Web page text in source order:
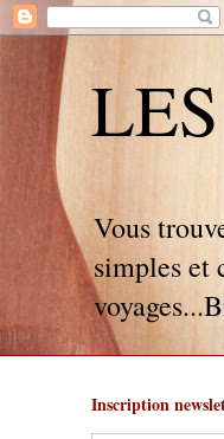
Vous
simples et
Inscription